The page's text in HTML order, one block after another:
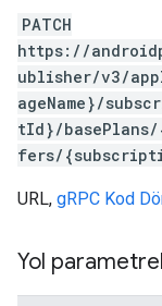
PATCH
https://
ublisher/v3/
ageName}/
tId}/
fers/
URL, gRPC Kod
Yol